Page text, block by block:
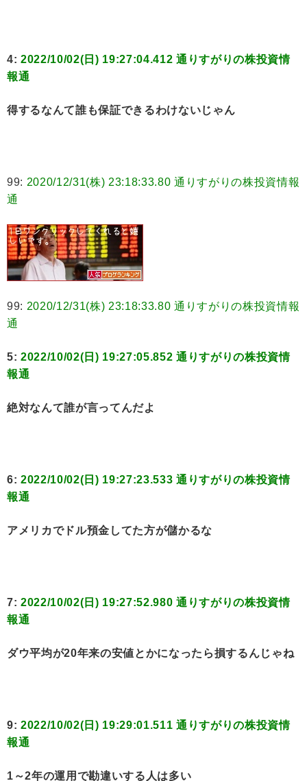
4: 2022/10/02(日) 19:27:04.412 通りすがりの株投資情
報通
得するなんて誰も保証できるわけないじゃん
99: 2020/12/31(株) 23:18:33.80 通りすがりの株投資情報
通
99: 2020/12/31(株) 23:18:33.80 通りすがりの株投資情報
通
5: 2022/10/02(日) 19:27:05.852 通りすがりの株投資情
報通
絶対なんて誰が言ってんだよ
6: 2022/10/02(日) 19:27:23.533 通りすがりの株投資情
報通
アメリカでドル預金してた方が儲かるな
7: 2022/10/02(日) 19:27:52.980 通りすがりの株投資情
報通
ダウ平均が20年来の安値とかになったら損するんじゃね
9: 2022/10/02(日) 19:29:01.511 通りすがりの株投資情
報通
1～2年の運用で勘違いする人は多い